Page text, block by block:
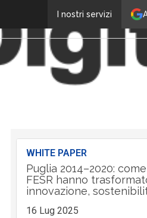
I nostri servizi
WHITE PAPER
Puglia 2014–2020:
FESR hanno
innovazione,
16 Lug 2025